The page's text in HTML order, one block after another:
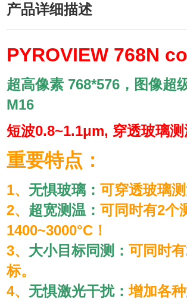
产品详细描述
PYROVIEW 768N
超高像素 768*576 ，图像超
M16
短波0.8~1.1μm, 穿透玻璃
重要特点：
1、 无惧玻璃： 可穿透玻璃
2、 超宽测温： 可同时有2个
1400~3000°C ！
3、 大小目标同测： 可同时有
标。
4、 无惧激光干扰：增加各